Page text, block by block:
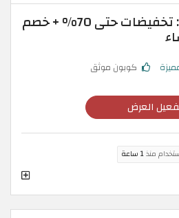
كود خصم فارفيتش: تخفيضات حتى 70% + خصم
كوبون موثق
العرض
منذ1 ساعة